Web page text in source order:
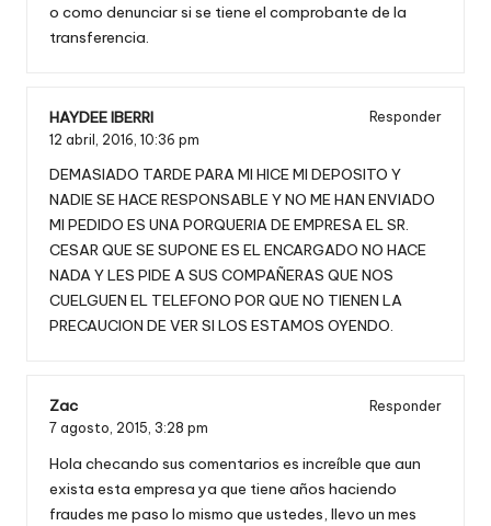
o como denunciar si se tiene el comprobante de la
transferencia.
HAYDEE IBERRI
Responder
12 abril, 2016, 10:36 pm
DEMASIADO TARDE PARA MI HICE MI DEPOSITO Y
NADIE SE HACE RESPONSABLE Y NO ME HAN ENVIADO
MI PEDIDO ES UNA PORQUERIA DE EMPRESA EL SR.
CESAR QUE SE SUPONE ES EL ENCARGADO NO HACE
NADA Y LES PIDE A SUS COMPAÑERAS QUE NOS
CUELGUEN EL TELEFONO POR QUE NO TIENEN LA
PRECAUCION DE VER SI LOS ESTAMOS OYENDO.
Zac
Responder
7 agosto, 2015, 3:28 pm
Hola checando sus comentarios es increíble que aun
exista esta empresa ya que tiene años haciendo
fraudes me paso lo mismo que ustedes, llevo un mes